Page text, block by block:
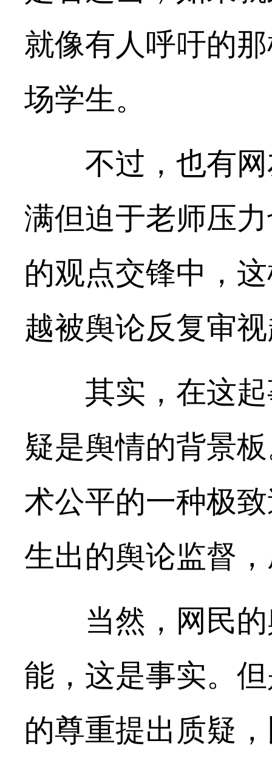
就像有人呼吁的
场学生。
不过，也有网
满但迫于老师压
的观点交锋中，
越被舆论反复审
其实，在这起
疑是舆情的背景
术公平的一种极
生出的舆论监督
当然，网民的
能，这是事实。
的尊重提出质疑